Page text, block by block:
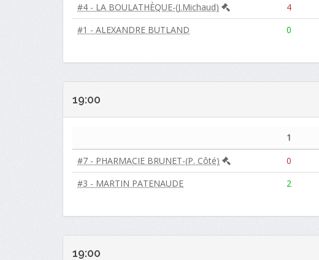
#4 - LA BOULATHÈQUE-(J.Michaud)
4
#1 - ALEXANDRE BUTLAND
0
19:00
1
#7 - PHARMACIE BRUNET-(P. Côté)
0
#3 - MARTIN PATENAUDE
2
19:00